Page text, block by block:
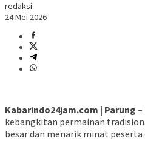
redaksi
24 Mei 2026
Kabarindo24jam.com | Parung –
kebangkitan permainan
besar dan menarik minat